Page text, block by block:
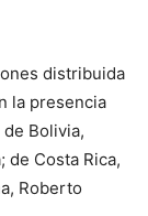
distribuida
la presencia
Bolivia,
de Costa Rica,
Roberto